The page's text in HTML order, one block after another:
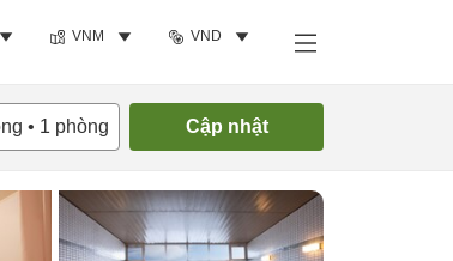
VNM VND
• 1 phòng Cập nhật
Tìm phòng trống